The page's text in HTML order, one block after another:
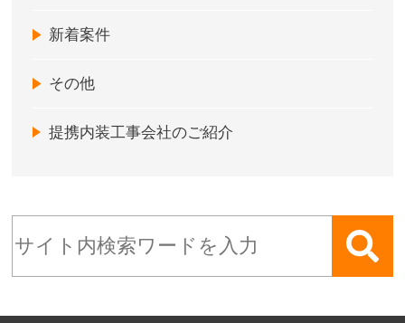
新着案件
その他
提携内装工事会社のご紹介